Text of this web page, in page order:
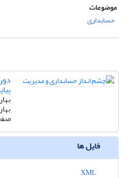
موضوعات
حسابداری
بهار
فایل ها